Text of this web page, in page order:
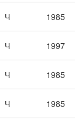
Ч 1985
Ч 1997
Ч 1985
Ч 1985